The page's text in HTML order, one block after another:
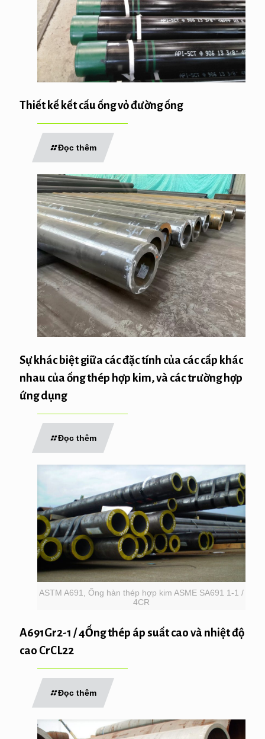
Thiết kế kết cấu ống vỏ đường ống
Đọc thêm
Sự khác biệt giữa các đặc tính của các cấp khác
nhau của ống thép hợp kim, và các trường hợp
ứng dụng
Đọc thêm
ASTM A691, Ống hàn thép hợp kim ASME SA691 1-1 /
4CR
A691Gr2-1 / 4Ống thép áp suất cao và nhiệt độ
cao CrCL22
Đọc thêm